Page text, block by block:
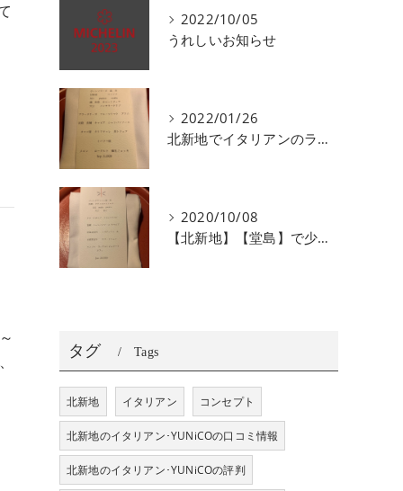
2022/10/05
うれしいお知らせ
2022/01/26
北新地でイタリアンのランチ、ディナーがおすすめユニコ
2020/10/08
【北新地】【堂島】で少人数で会食にオススメなイタリアン
タグ Tags
北新地 イタリアン コンセプト
北新地のイタリアン･YUNiCOの口コミ情報
北新地のイタリアン･YUNiCOの評判